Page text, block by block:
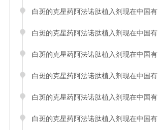
白斑的克星药阿法诺肽植入剂现在中国有
白斑的克星药阿法诺肽植入剂现在中国有
白斑的克星药阿法诺肽植入剂现在中国有
白斑的克星药阿法诺肽植入剂现在中国有
白斑的克星药阿法诺肽植入剂现在中国有
白斑的克星药阿法诺肽植入剂现在中国有